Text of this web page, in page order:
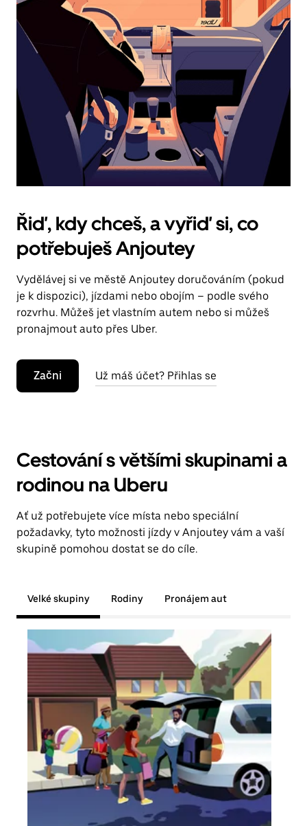
zavřeš
kalendář.
Řiď, kdy chceš, a vyřiď si, co
potřebuješ Anjoutey
Vydělávej si ve městě Anjoutey doručováním (pokud
je k dispozici), jízdami nebo obojím – podle svého
rozvrhu. Můžeš jet vlastním autem nebo si můžeš
pronajmout auto přes Uber.
Začni Už máš účet? Přihlas se
Cestování s většími skupinami a
rodinou na Uberu
Ať už potřebujete více místa nebo speciální
požadavky, tyto možnosti jízdy v Anjoutey vám a vaší
skupině pomohou dostat se do cíle.
Velké skupiny Rodiny Pronájem aut